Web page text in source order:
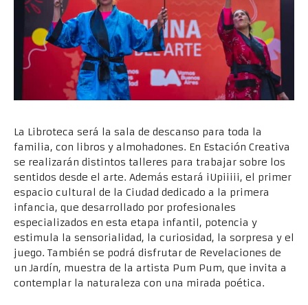
La Libroteca será la sala de descanso para toda la
familia, con libros y almohadones. En Estación Creativa
se realizarán distintos talleres para trabajar sobre los
sentidos desde el arte. Además estará iUpiiiii, el primer
espacio cultural de la Ciudad dedicado a la primera
infancia, que desarrollado por profesionales
especializados en esta etapa infantil, potencia y
estimula la sensorialidad, la curiosidad, la sorpresa y el
juego. También se podrá disfrutar de Revelaciones de
un Jardín, muestra de la artista Pum Pum, que invita a
contemplar la naturaleza con una mirada poética.